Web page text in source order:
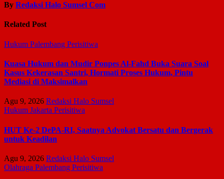
By Redaksi Halo Sumsel Com
Related Post
Hukum Palembang Perisitiwa
Kuasa Hukum dan Mudir Ponpes Al-Fahd Buka Suara Soal
Kasus Kekerasan Santri, Hormati Proses Hukum, Pintu
Mediasi di Maksimalkan
Agu 9, 2026 Redaksi Halo Sumsel
Hukum Jakarta Perisitiwa
HUT Ke-2 DePA-RI, Saatnya Advokat Bersatu dan Bergerak
untuk Keadilan
Agu 9, 2026 Redaksi Halo Sumsel
Olahraga Palembang Perisitiwa